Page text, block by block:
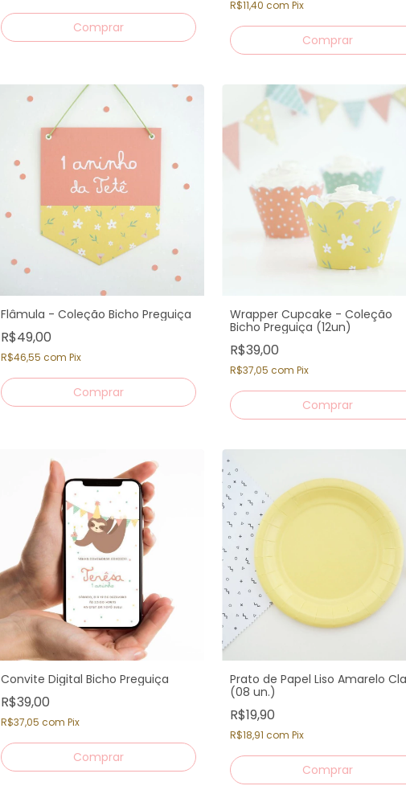
R$11,40 com Pix
Flâmula - Coleção Bicho Preguiça
R$49,00
R$46,55 com Pix
Wrapper Cupcake - Coleção
Bicho Preguiça (12un)
R$39,00
R$37,05 com Pix
Convite Digital Bicho Preguiça
R$39,00
R$37,05 com Pix
Prato de Papel Liso Amarelo
(08 un.)
R$19,90
R$18,91 com Pix